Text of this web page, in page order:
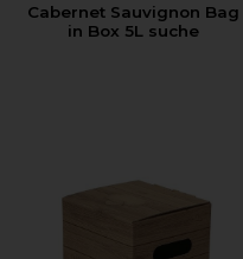
Cabernet Sauvignon Bag
in Box 5L suche